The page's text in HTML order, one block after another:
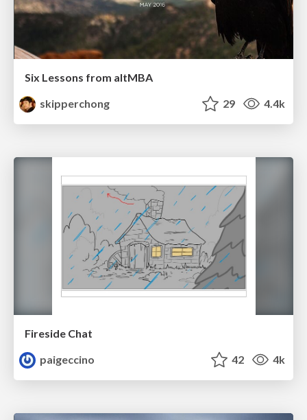
Six Lessons from altMBA
skipperchong
29 4.4k
Fireside Chat
paigeccino
42 4k